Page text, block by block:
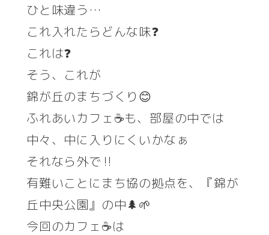
ひと味違う…
これ入れたらどんな味❓
これは❓
そう、これが
錦が丘のまちづくり😊
ふれあいカフェ☕も、部屋の中では
中々、中に入りにくいかなぁ
それなら外で‼️
有難いことにまち協の拠点を、『錦が
丘中央公園』の中🌲🌱
今回のカフェ☕は